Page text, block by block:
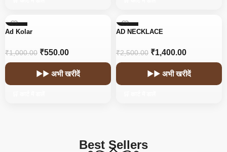
-45%
Ad Kolar
₹1,000.00 ₹550.00
▶▶ अभी खरीदें
-44%
AD NECKLACE
₹2,500.00 ₹1,400.00
▶▶ अभी खरीदें
Best Sellers